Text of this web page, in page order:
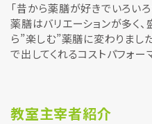
「昔から薬膳が好きでいろい
薬膳はバリエーションが多く
ら”楽しむ”薬膳に変わりまし
で出してくれるコストパフォー
教室主宰者紹介